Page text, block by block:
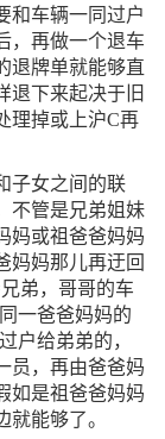
和车辆一同过户
，再做一个退车
退牌单就能够直
退下来起决于旧
理掉或上沪C再
子女之间的联
不管是兄弟姐妹
妈或祖爸爸妈妈
妈妈那儿再迂回
弟，哥哥的车
一爸爸妈妈的
户给弟弟的，
员，再由爸爸妈
如是祖爸爸妈妈
能够了。